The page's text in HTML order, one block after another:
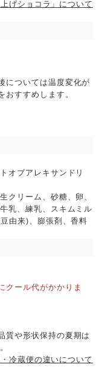
上げショコラ」について
については温度変化が
すすめします。
オブアレキサンドリ
クリーム、砂糖、卵、
乳、練乳、スキムミル
由来)、膨張剤、香料
クール代がかかりま
質や形状保持の夏期は
冷蔵便の違いについて